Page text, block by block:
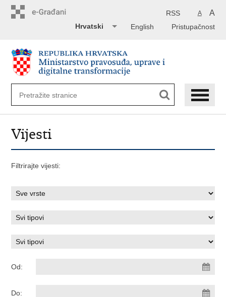
A A
RSS
Pristupačnost
English
Hrvatski
Vijesti
Filtrirajte vijesti:
Od:
Do: